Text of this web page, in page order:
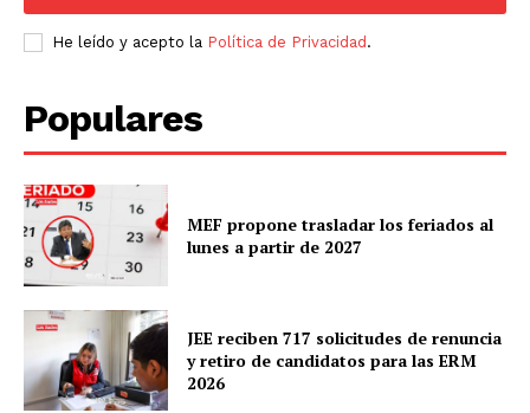
He leído y acepto la Política de Privacidad .
Populares
MEF propone trasladar los feriados al
lunes a partir de 2027
JEE reciben 717 solicitudes de renuncia
y retiro de candidatos para las ERM
2026